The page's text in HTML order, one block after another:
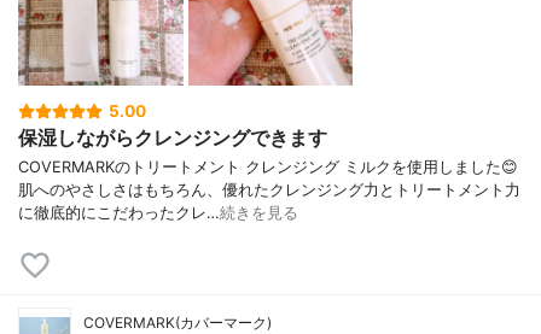
5.00
保湿しながらクレンジングできます
COVERMARKのトリートメント クレンジング ミルクを使用しました😊
肌へのやさしさはもちろん、優れたクレンジング力とトリートメント力
に徹底的にこだわったクレ…続きを見る
COVERMARK(カバーマーク)